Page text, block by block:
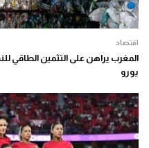
اقتصاد
يورو